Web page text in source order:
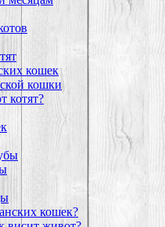
кошек
кошки
котят?
кошек?